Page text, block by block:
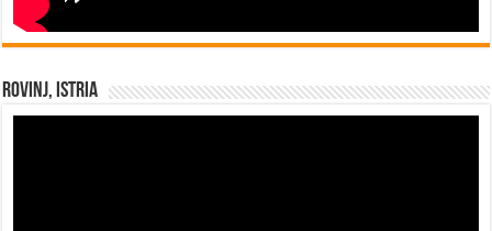
Rovinj, Istria